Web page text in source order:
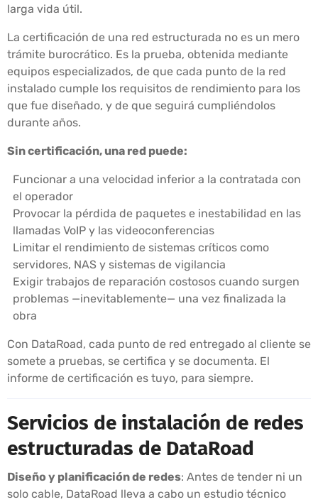
larga vida útil.
La certificación de una red estructurada no es un mero
trámite burocrático. Es la prueba, obtenida mediante
equipos especializados, de que cada punto de la red
instalado cumple los requisitos de rendimiento para los
que fue diseñado, y de que seguirá cumpliéndolos
durante años.
Sin certificación, una red puede:
Funcionar a una velocidad inferior a la contratada con
el operador
Provocar la pérdida de paquetes e inestabilidad en las
llamadas VoIP y las videoconferencias
Limitar el rendimiento de sistemas críticos como
servidores, NAS y sistemas de vigilancia
Exigir trabajos de reparación costosos cuando surgen
problemas —inevitablemente— una vez finalizada la
obra
Con DataRoad, cada punto de red entregado al cliente se
somete a pruebas, se certifica y se documenta. El
informe de certificación es tuyo, para siempre.
Servicios de instalación de redes
estructuradas de DataRoad
Diseño y planificación de redes: Antes de tender ni un
solo cable, DataRoad lleva a cabo un estudio técnico